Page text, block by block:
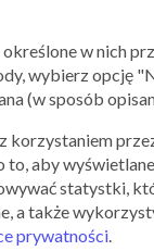
-
Bartek
19,90 zł
w nich
wybierz opcję
(w sposób
korzystaniem
to, aby
statystki,
a także
prywatności.